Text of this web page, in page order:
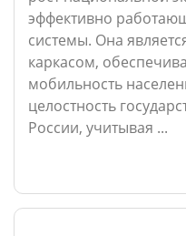
эффективно
системы. Она
каркасом,
мобильность
целостность
России, учитывая ...